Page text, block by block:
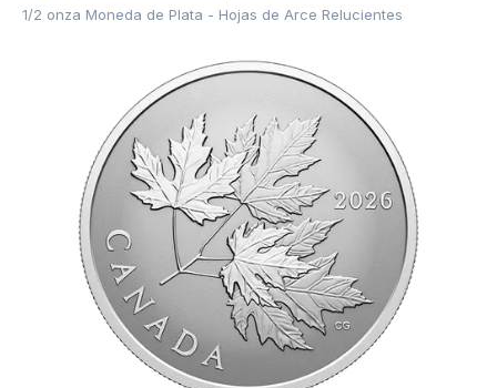
1/2 onza Moneda de Plata - Hojas de Arce Relucientes